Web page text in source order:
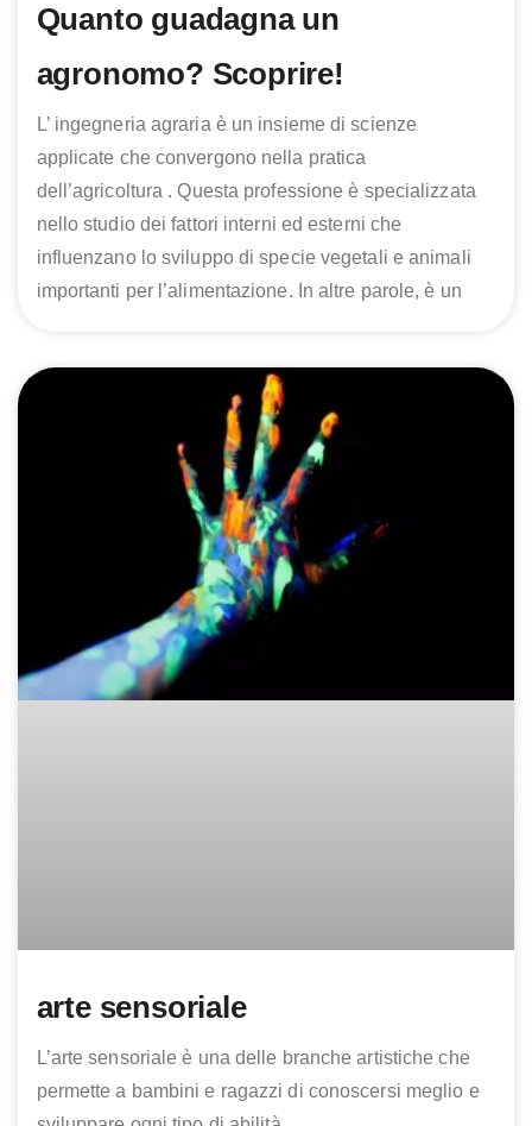
Quanto guadagna un
agronomo? Scoprire!
L’ ingegneria agraria è un insieme di scienze
applicate che convergono nella pratica
dell’agricoltura . Questa professione è specializzata
nello studio dei fattori interni ed esterni che
influenzano lo sviluppo di specie vegetali e animali
importanti per l’alimentazione. In altre parole, è un
arte sensoriale
L’arte sensoriale è una delle branche artistiche che
permette a bambini e ragazzi di conoscersi meglio e